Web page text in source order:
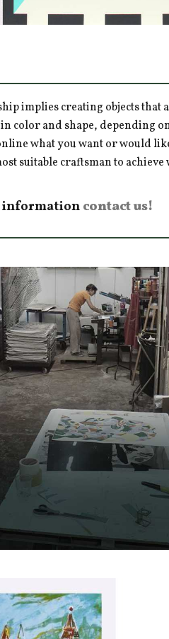
implies creating objects that
color and shape, depending
what you want or would
suitable craftsman to
information contact us!